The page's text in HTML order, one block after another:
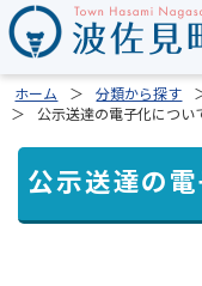
ホーム 分類から探す
公示送達の電子化につい
公示送達の